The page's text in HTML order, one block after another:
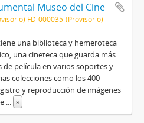
Museo del Cine
FD-000035-(Provisorio)
una biblioteca y hemeroteca
una cineteca que guarda más
de película en varios soportes y
colecciones como los 400
y reproducción de imágenes
... »